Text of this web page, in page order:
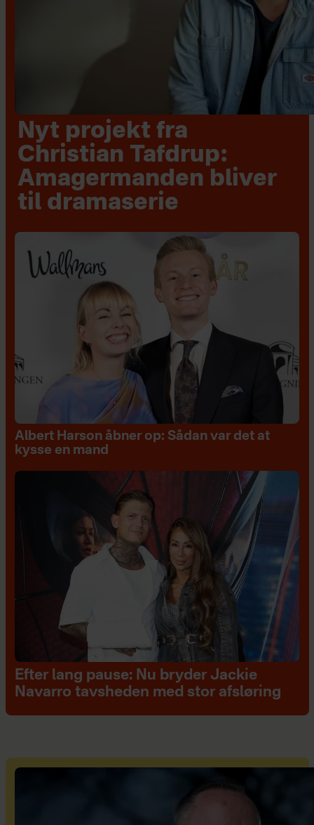
Nyt projekt fra
Christian Tafdrup:
Amagermanden bliver
til dramaserie
Albert Harson åbner op: Sådan var det at
kysse en mand
Efter lang pause: Nu bryder Jackie
Navarro tavsheden med stor afsløring